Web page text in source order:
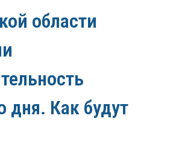
области
дня. Как будут